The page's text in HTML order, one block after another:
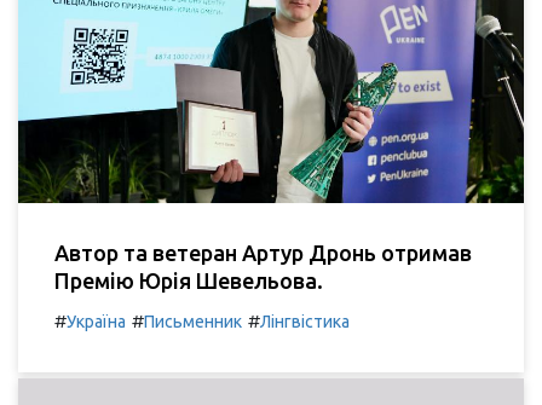
Автор та ветеран Артур Дронь отримав
Премію Юрія Шевельова.
#Україна #Письменник #Лінгвістика